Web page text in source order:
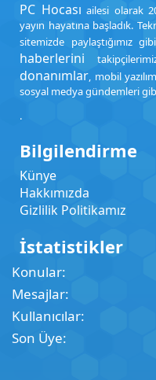
PC Hocası ailesi olarak
yayın hayatına başladık.
sitemizde paylaştığımız
haberlerini
donanımlar, mobil
sosyal medya gündemleri
.
Bilgilendirme
Künye
Hakkımızda
Gizlilik Politikamız
İstatistikler
Konular
Mesajlar
Kullanıcılar
Son Üye